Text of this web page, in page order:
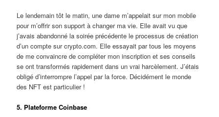
Le lendemain tôt le matin, une dame m’appelait sur mon mobile
pour m’offrir son support à changer ma vie. Elle avait vu que
j’avais abandonné la soirée précédente le processus de création
d’un compte sur crypto.com. Elle essayait par tous les moyens
de me convaincre de compléter mon inscription et ses conseils
se ont transformés rapidement dans un vrai harcèlement. J’étais
obligé d’interrompre l’appel par la force. Décidément le monde
des NFT est particulier !
5. Plateforme Coinbase